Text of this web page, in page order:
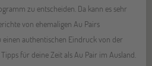
zu entscheiden. Da kann es sehr
von ehemaligen Au Pairs
authentischen Eindruck von der
für deine Zeit als Au Pair im Ausland.